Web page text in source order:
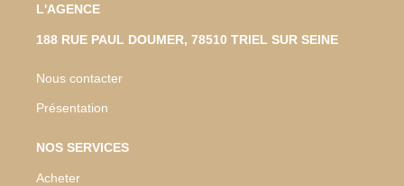
L'AGENCE
188 RUE PAUL DOUMER, 78510 TRIEL SUR SEINE
Nous contacter
Présentation
NOS SERVICES
Acheter